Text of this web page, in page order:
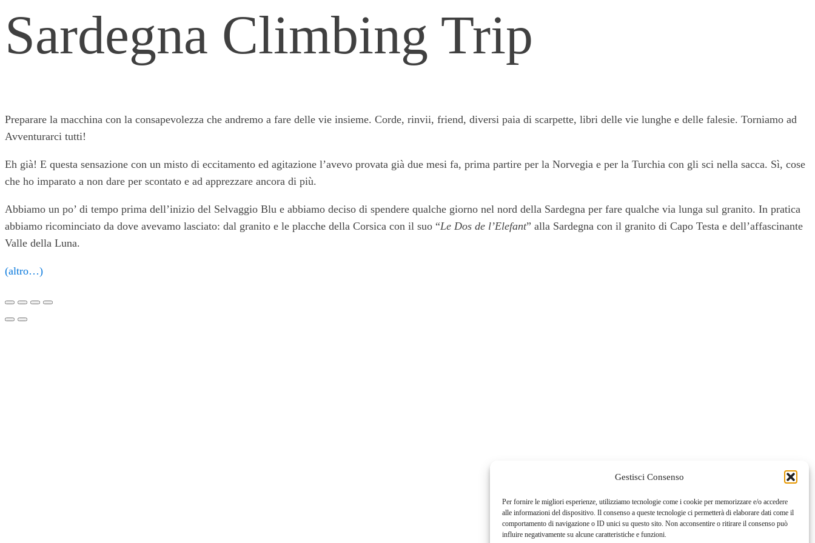
Gestisci Consenso
Per fornire le migliori esperienze, utilizziamo tecnologie come i cookie per memorizzare e/o accedere
alle informazioni del dispositivo. Il consenso a queste tecnologie ci permetterà di elaborare dati come il
comportamento di navigazione o ID unici su questo sito. Non acconsentire o ritirare il consenso può
influire negativamente su alcune caratteristiche e funzioni.
Sardegna Climbing Trip
Preparare la macchina con la consapevolezza che andremo a fare delle vie insieme. Corde, rinvii, friend, diversi paia di scarpette, libri delle vie lunghe e delle falesie. Torniamo ad
Avventurarci tutti!
Eh già! E questa sensazione con un misto di eccitamento ed agitazione l’avevo provata già due mesi fa, prima partire per la Norvegia e per la Turchia con gli sci nella sacca. Sì, cose
che ho imparato a non dare per scontato e ad apprezzare ancora di più.
Abbiamo un po’ di tempo prima dell’inizio del Selvaggio Blu e abbiamo deciso di spendere qualche giorno nel nord della Sardegna per fare qualche via lunga sul granito. In pratica
abbiamo ricominciato da dove avevamo lasciato: dal granito e le placche della Corsica con il suo “Le Dos de l’Elefant” alla Sardegna con il granito di Capo Testa e dell’affascinante
Valle della Luna.
(altro…)